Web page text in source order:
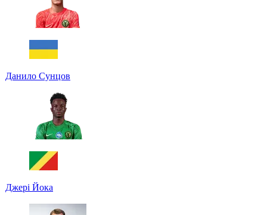
Данило Сунцов
Джері Йока